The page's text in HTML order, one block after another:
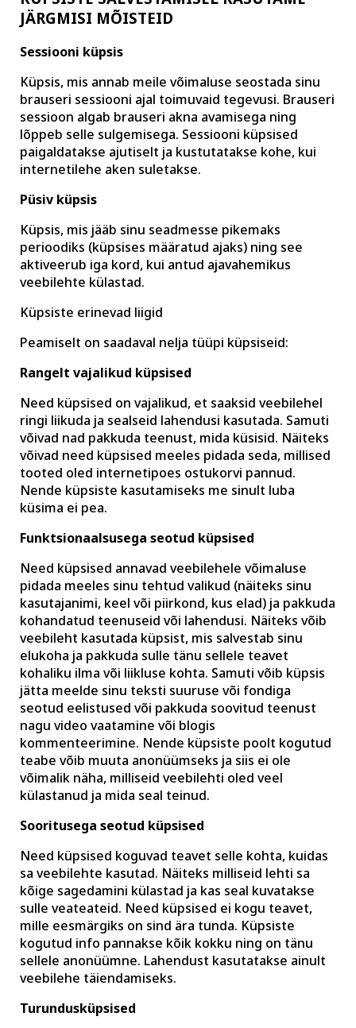
JÄRGMISI MÕISTEID
Sessiooni küpsis
Küpsis, mis annab meile võimaluse seostada sinu
brauseri sessiooni ajal toimuvaid tegevusi. Brauseri
sessioon algab brauseri akna avamisega ning
lõppeb selle sulgemisega. Sessiooni küpsised
paigaldatakse ajutiselt ja kustutatakse kohe, kui
internetilehe aken suletakse.
Püsiv küpsis
Küpsis, mis jääb sinu seadmesse pikemaks
perioodiks (küpsises määratud ajaks) ning see
aktiveerub iga kord, kui antud ajavahemikus
veebilehte külastad.
Küpsiste erinevad liigid
Peamiselt on saadaval nelja tüüpi küpsiseid:
Rangelt vajalikud küpsised
Need küpsised on vajalikud, et saaksid veebilehel
ringi liikuda ja sealseid lahendusi kasutada. Samuti
võivad nad pakkuda teenust, mida küsisid. Näiteks
võivad need küpsised meeles pidada seda, millised
tooted oled internetipoes ostukorvi pannud.
Nende küpsiste kasutamiseks me sinult luba
küsima ei pea.
Funktsionaalsusega seotud küpsised
Need küpsised annavad veebilehele võimaluse
pidada meeles sinu tehtud valikud (näiteks sinu
kasutajanimi, keel või piirkond, kus elad) ja pakkuda
kohandatud teenuseid või lahendusi. Näiteks võib
veebileht kasutada küpsist, mis salvestab sinu
elukoha ja pakkuda sulle tänu sellele teavet
kohaliku ilma või liikluse kohta. Samuti võib küpsis
jätta meelde sinu teksti suuruse või fondiga
seotud eelistused või pakkuda soovitud teenust
nagu video vaatamine või blogis
kommenteerimine. Nende küpsiste poolt kogutud
teabe võib muuta anonüümseks ja siis ei ole
võimalik näha, milliseid veebilehti oled veel
külastanud ja mida seal teinud.
Sooritusega seotud küpsised
Need küpsised koguvad teavet selle kohta, kuidas
sa veebilehte kasutad. Näiteks milliseid lehti sa
kõige sagedamini külastad ja kas seal kuvatakse
sulle veateateid. Need küpsised ei kogu teavet,
mille eesmärgiks on sind ära tunda. Küpsiste
kogutud info pannakse kõik kokku ning on tänu
sellele anonüümne. Lahendust kasutatakse ainult
veebilehe täiendamiseks.
Turundusküpsised